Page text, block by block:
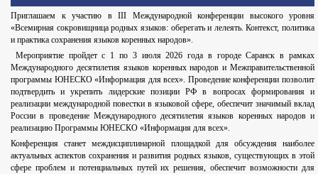
Приглашаем к участию в III Международной конференции высокого уровня
«Всемирная сокровищница родных языков: оберегать и лелеять. Контекст, политика
и практика сохранения языков коренных народов».
Мероприятие пройдет с 1 по 3 июля 2026 года в городе Саранск в рамках
Международного десятилетия языков коренных народов и Межправительственной
программы ЮНЕСКО «Информация для всех». Проведение конференции позволит
подтвердить и укрепить лидерские позиции РФ в вопросах формирования и
реализации международной повестки в языковой сфере, обеспечит значимый вклад
России в проведение Международного десятилетия языков коренных народов и
реализацию Программы ЮНЕСКО «Информация для всех».⁣
Конференция станет междисциплинарной площадкой для обсуждения наиболее
актуальных аспектов сохранения и развития родных языков, существующих в этой
сфере проблем и потенциальных путей их решения, обеспечит возможности для